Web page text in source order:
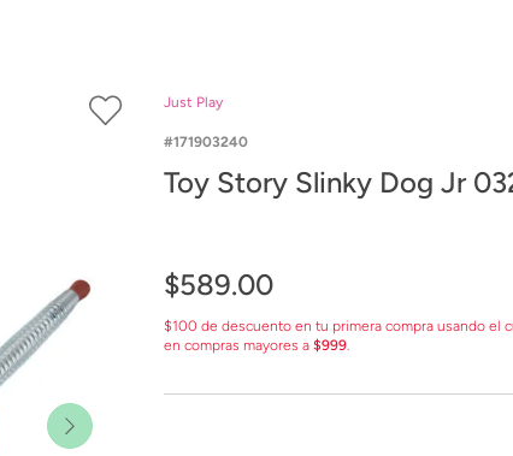
Just Play
171903240
Toy Story Slinky Dog Jr
$589.00
$100 de descuento en tu primera compra usando el
en compras mayores a $999.